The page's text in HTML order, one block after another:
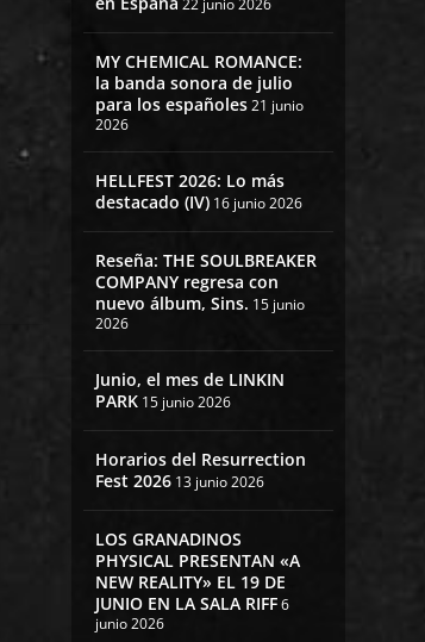
22 junio 2026
MY CHEMICAL ROMANCE:
la banda sonora de julio
para los españoles21 junio
2026
HELLFEST 2026: Lo más
destacado (IV) 16 junio 2026
Reseña: THE SOULBREAKER
COMPANY regresa con
nuevo álbum, Sins. 15 junio
2026
Junio, el mes de LINKIN
PARK 15 junio 2026
Horarios del Resurrection
Fest 2026 13 junio 2026
LOS GRANADINOS
PHYSICAL PRESENTAN «A
NEW REALITY» EL 19 DE
JUNIO EN LA SALA RIFF6
junio 2026